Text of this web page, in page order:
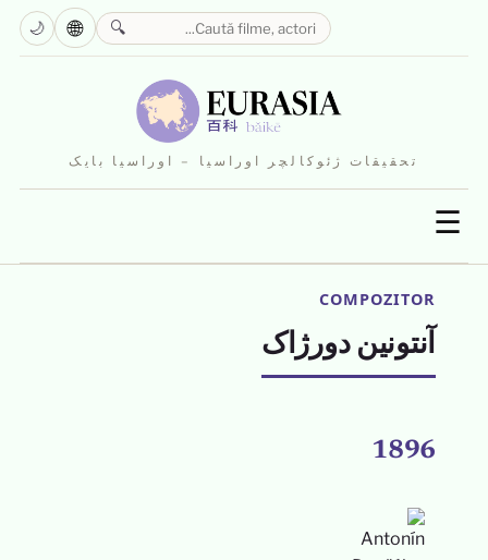
تحقیقات ژئوکالچر اوراسیا – اوراسیا بایک
☰
🔍
🌐
🌙
COMPOZITOR
آنتونین دورژاک
1896